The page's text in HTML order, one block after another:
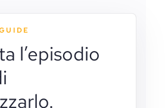
l’episodio